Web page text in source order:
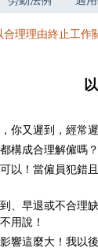
合理理由終止工作
你又遲到，經常
構成合理解僱嗎？
以！當僱員犯錯
、早退或不合理
用說！
響這麼大！我以